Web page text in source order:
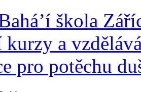
škola
a
pro potěchu